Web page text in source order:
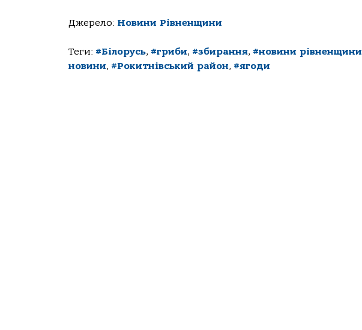
Джерело: Новини Рівненщини
Теги: #Білорусь, #гриби, #збирання, #новини рівненщини
новини, #Рокитнівський район, #ягоди